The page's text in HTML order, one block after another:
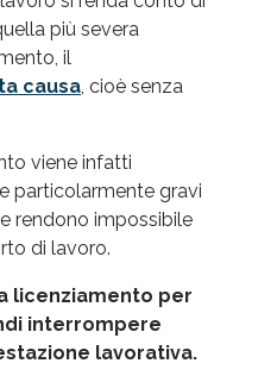
più severa
il
causa , cioè senza
viene infatti
particolarmente gravi
rendono impossibile
di lavoro.
licenziamento per
interrompere
lavorativa.